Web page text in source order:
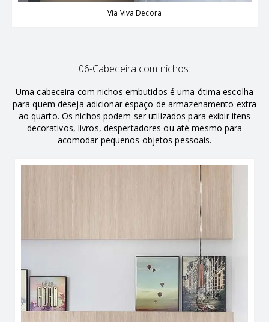
Via Viva Decora
06-Cabeceira com nichos:
Uma cabeceira com nichos embutidos é uma ótima escolha
para quem deseja adicionar espaço de armazenamento extra
ao quarto. Os nichos podem ser utilizados para exibir itens
decorativos, livros, despertadores ou até mesmo para
acomodar pequenos objetos pessoais.